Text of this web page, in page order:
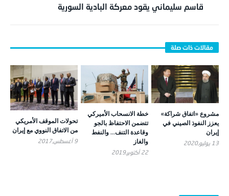
قاسم سليماني يقود معركة البادية السورية
مشروع «اتفاق شراكة»
يعزز النفوذ الصيني في
إيران
13 يوليو,2020
خطة الانسحاب الأميركي
تتضمن الاحتفاظ بالجو
وقاعدة التنف… والنفط
والغاز
22 أكتوبر,2019
تحولات الموقف الأمريكي
من الاتفاق النووي مع إيران
9 أغسطس,2017